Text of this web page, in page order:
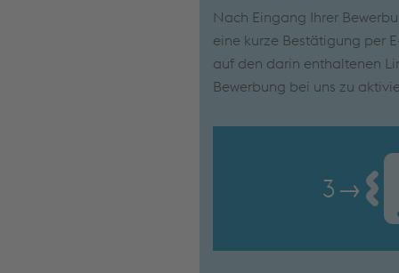
Nach Eingang Ihrer
eine kurze Bestätigung per
auf den darin enthaltenen
Bewerbung bei uns zu
3→